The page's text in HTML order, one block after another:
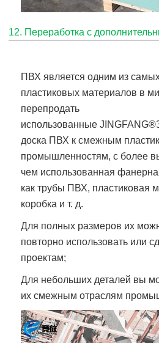
12. Переработка с
ПВХ является одним из
пластиковых материалов в
перепродать
использованныеJINGFANG®
доска ПВХ к смежным
промышленностям, с более
чем использованная
как трубы ПВХ, пластиковая
коробка и т. д.
Для полных размеров их
повторно использовать или
проектам;
Для небольших деталей вы
их смежным отраслям